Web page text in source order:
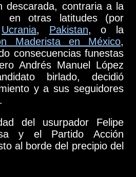
descarada, contraria a la
en otras latitudes (por
Ucrania, Pakistan, o la
Maderista en México,
consecuencias funestas
Andrés Manuel López
birlado, decidió
y a sus seguidores
del usurpador Felipe
y el Partido Acción
al borde del precipio del